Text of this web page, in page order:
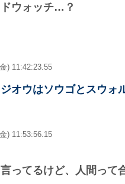
ウォッチ…？
) 11:42:23.55
オウはソウゴとスウォ
) 11:53:56.15
ってるけど、人間って